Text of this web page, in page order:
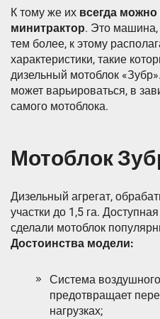
К тому же их всегда
минитрактор. Это машина,
тем более, к этому
характеристики, такие
дизельный мотоблок
может варьироваться, в
самого мотоблока.
Мотоблок
Дизельный агрегат,
участки до 1,5 га.
сделали мотоблок
Достоинства модели:
Система
предотвращает
нагрузках;